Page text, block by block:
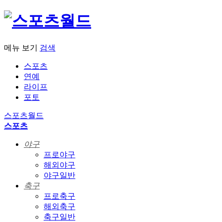
메뉴 보기 검색
스포츠
연예
라이프
포토
스포츠월드
스포츠
야구
프로야구
해외야구
야구일반
축구
프로축구
해외축구
축구일반